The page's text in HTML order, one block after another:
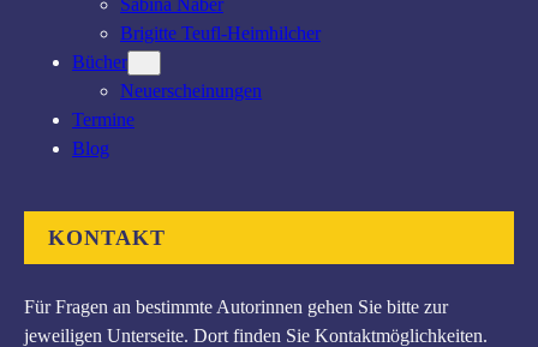
Brigitte Teufl-Heimhilcher
Bücher
Neuerscheinungen
Termine
Blog
KONTAKT
Für Fragen an bestimmte Autorinnen gehen Sie bitte zur
jeweiligen Unterseite. Dort finden Sie Kontaktmöglichkeiten.